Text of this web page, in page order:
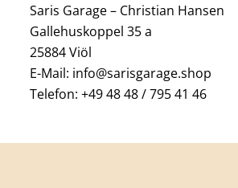
Saris Garage – Christian Hansen
Gallehuskoppel 35 a
25884 Viöl
E-Mail: info@sarisgarage.shop
Telefon: +49 48 48 / 795 41 46